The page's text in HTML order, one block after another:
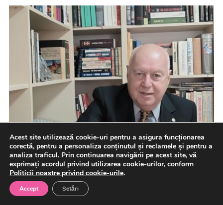
Acest site utilizează cookie-uri pentru a asigura funcționarea
corectă, pentru a personaliza conținutul și reclamele și pentru a
analiza traficul. Prin continuarea navigării pe acest site, vă
exprimați acordul privind utilizarea cookie-urilor, conform
Politicii noastre privind cookie-urile.
Accept Setări